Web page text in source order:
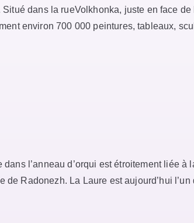
dans la rueVolkhonka, juste en face de
environ 700 000 peintures, tableaux,
l’anneau d’orqui est étroitement liée à
Radonezh. La Laure est aujourd’hui l’un